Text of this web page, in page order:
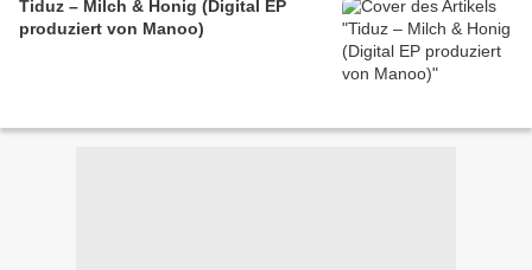
Tiduz – Milch & Honig (Digital EP
produziert von Manoo)